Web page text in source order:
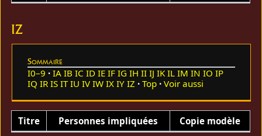
IZ
Sommaire
I0–9 IA IB IC ID IE IF IG IH II IJ IK IL IM IN IO IP
IQ IR IS IT IU IV IW IX IY IZ Top Voir aussi
Titre Personnes impliquées Copie modèle